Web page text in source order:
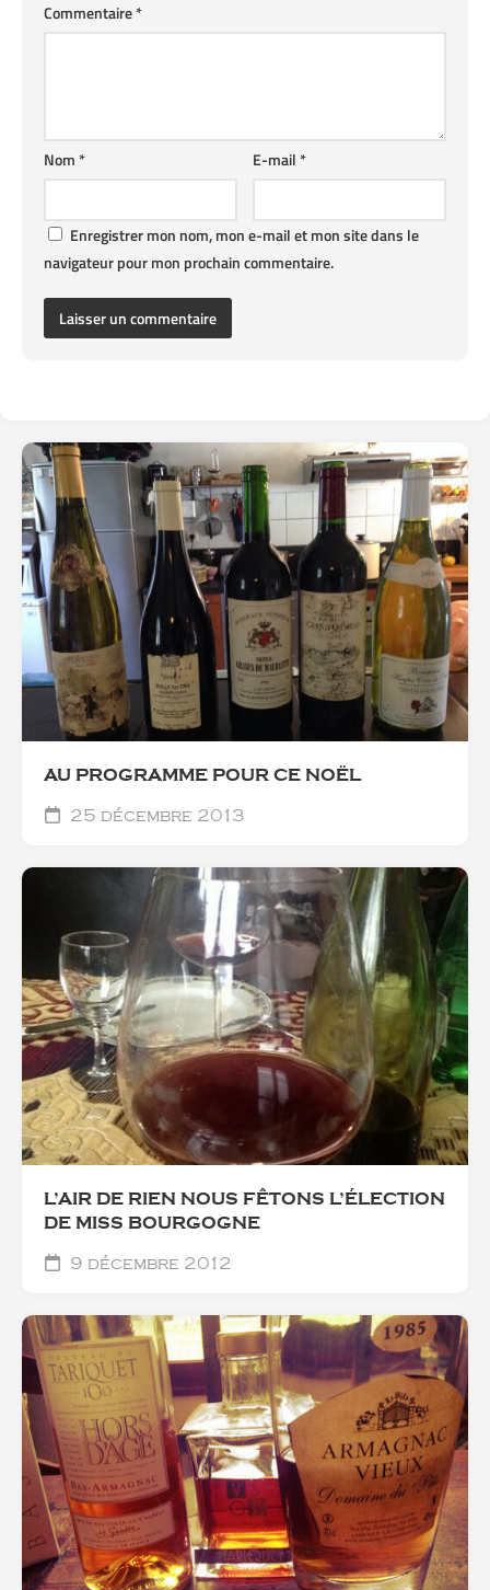
Commentaire*
E-mail*
Nom*
Enregistrer mon nom, mon e-mail et mon site dans le
navigateur pour mon prochain commentaire.
AU PROGRAMME POUR CE NOËL
25 décembre 2013
L’AIR DE RIEN NOUS FÊTONS L’ÉLECTION
DE MISS BOURGOGNE
9 décembre 2012